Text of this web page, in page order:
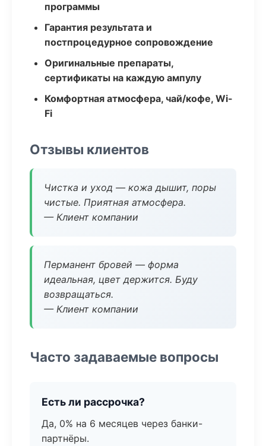
программы
Гарантия результата и
постпроцедурное сопровождение
Оригинальные препараты,
сертификаты на каждую ампулу
Комфортная атмосфера, чай/кофе, Wi-
Fi
Отзывы клиентов
Чистка и уход — кожа дышит, поры
чистые. Приятная атмосфера.
— Клиент компании
Перманент бровей — форма
идеальная, цвет держится. Буду
возвращаться.
— Клиент компании
Часто задаваемые вопросы
Есть ли рассрочка?
Да, 0% на 6 месяцев через банки-
партнёры.